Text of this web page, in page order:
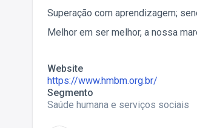
Superação com aprendizagem;
Melhor em ser melhor, a nossa
Website
https://www.hmbm.org.br/
Segmento
Saúde humana e serviços sociais